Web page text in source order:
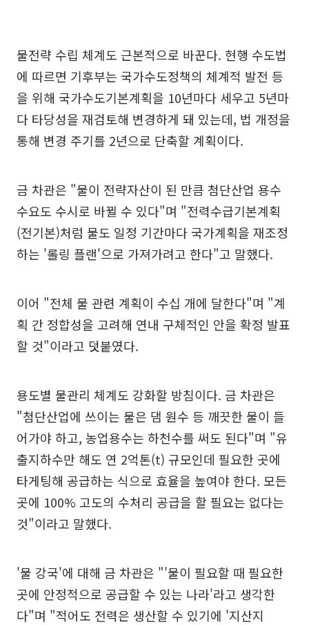
물전략 수립 체계도 근본적으로 바꾼다. 현행 수도법
에 따르면 기후부는 국가수도정책의 체계적 발전 등
을 위해 국가수도기본계획을 10년마다 세우고 5년마
다 타당성을 재검토해 변경하게 돼 있는데, 법 개정을
통해 변경 주기를 2년으로 단축할 계획이다.
금 차관은 "물이 전략자산이 된 만큼 첨단산업 용수
수요도 수시로 바뀔 수 있다"며 "전력수급기본계획
(전기본)처럼 물도 일정 기간마다 국가계획을 재조정
하는 '롤링 플랜'으로 가져가려고 한다"고 말했다.
이어 "전체 물 관련 계획이 수십 개에 달한다"며 "계
획 간 정합성을 고려해 연내 구체적인 안을 확정 발표
할 것"이라고 덧붙였다.
용도별 물관리 체계도 강화할 방침이다. 금 차관은
"첨단산업에 쓰이는 물은 댐 원수 등 깨끗한 물이 들
어가야 하고, 농업용수는 하천수를 써도 된다"며 "유
출지하수만 해도 연 2억톤(t) 규모인데 필요한 곳에
타게팅해 공급하는 식으로 효율을 높여야 한다. 모든
곳에 100% 고도의 수처리 공급을 할 필요는 없다는
것"이라고 말했다.
'물 강국'에 대해 금 차관은 "'물이 필요할 때 필요한
곳에 안정적으로 공급할 수 있는 나라'라고 생각한
다"며 "적어도 전력은 생산할 수 있기에 '지산지